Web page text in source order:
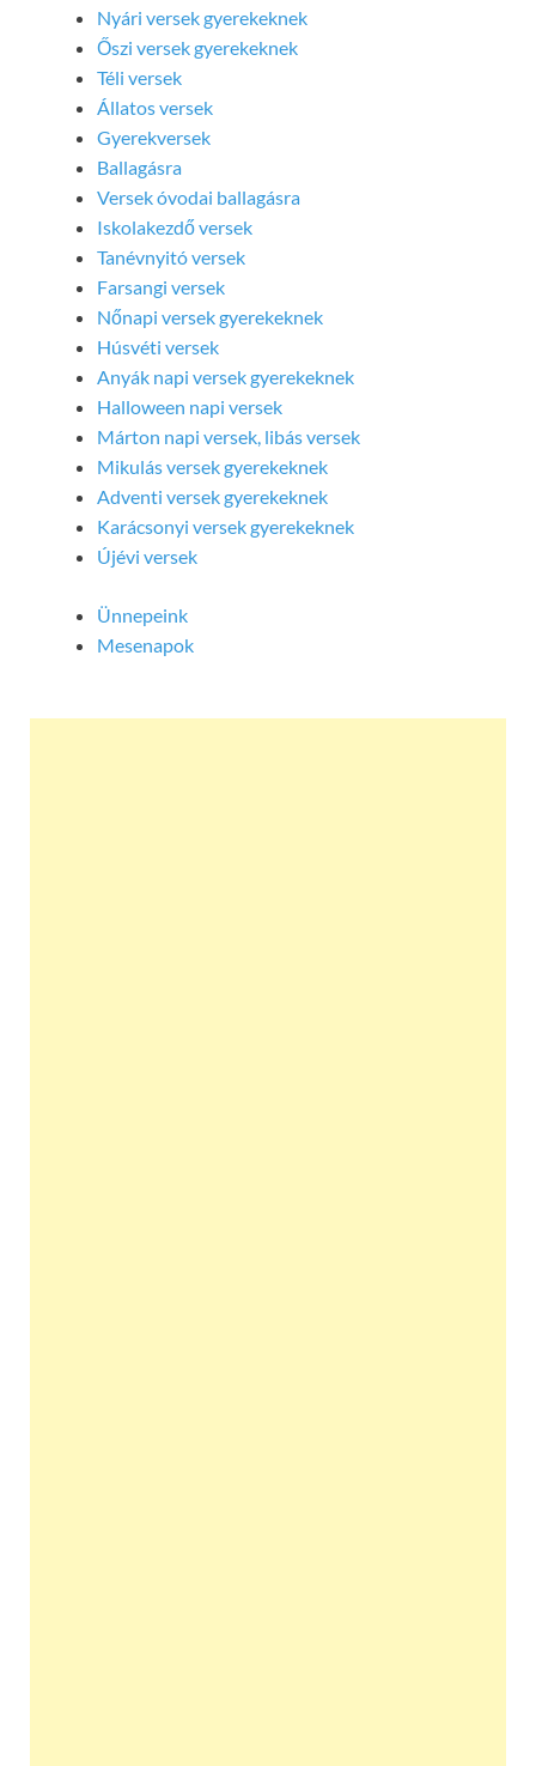
Nyári versek gyerekeknek
Őszi versek gyerekeknek
Téli versek
Állatos versek
Gyerekversek
Ballagásra
Versek óvodai ballagásra
Iskolakezdő versek
Tanévnyitó versek
Farsangi versek
Nőnapi versek gyerekeknek
Húsvéti versek
Anyák napi versek gyerekeknek
Halloween napi versek
Márton napi versek, libás versek
Mikulás versek gyerekeknek
Adventi versek gyerekeknek
Karácsonyi versek gyerekeknek
Újévi versek
Ünnepeink
Mesenapok